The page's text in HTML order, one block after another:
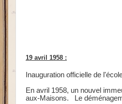
19 avril 1958 :
Inauguration officielle de
En avril 1958, un nouvel
aux-Maisons. Le